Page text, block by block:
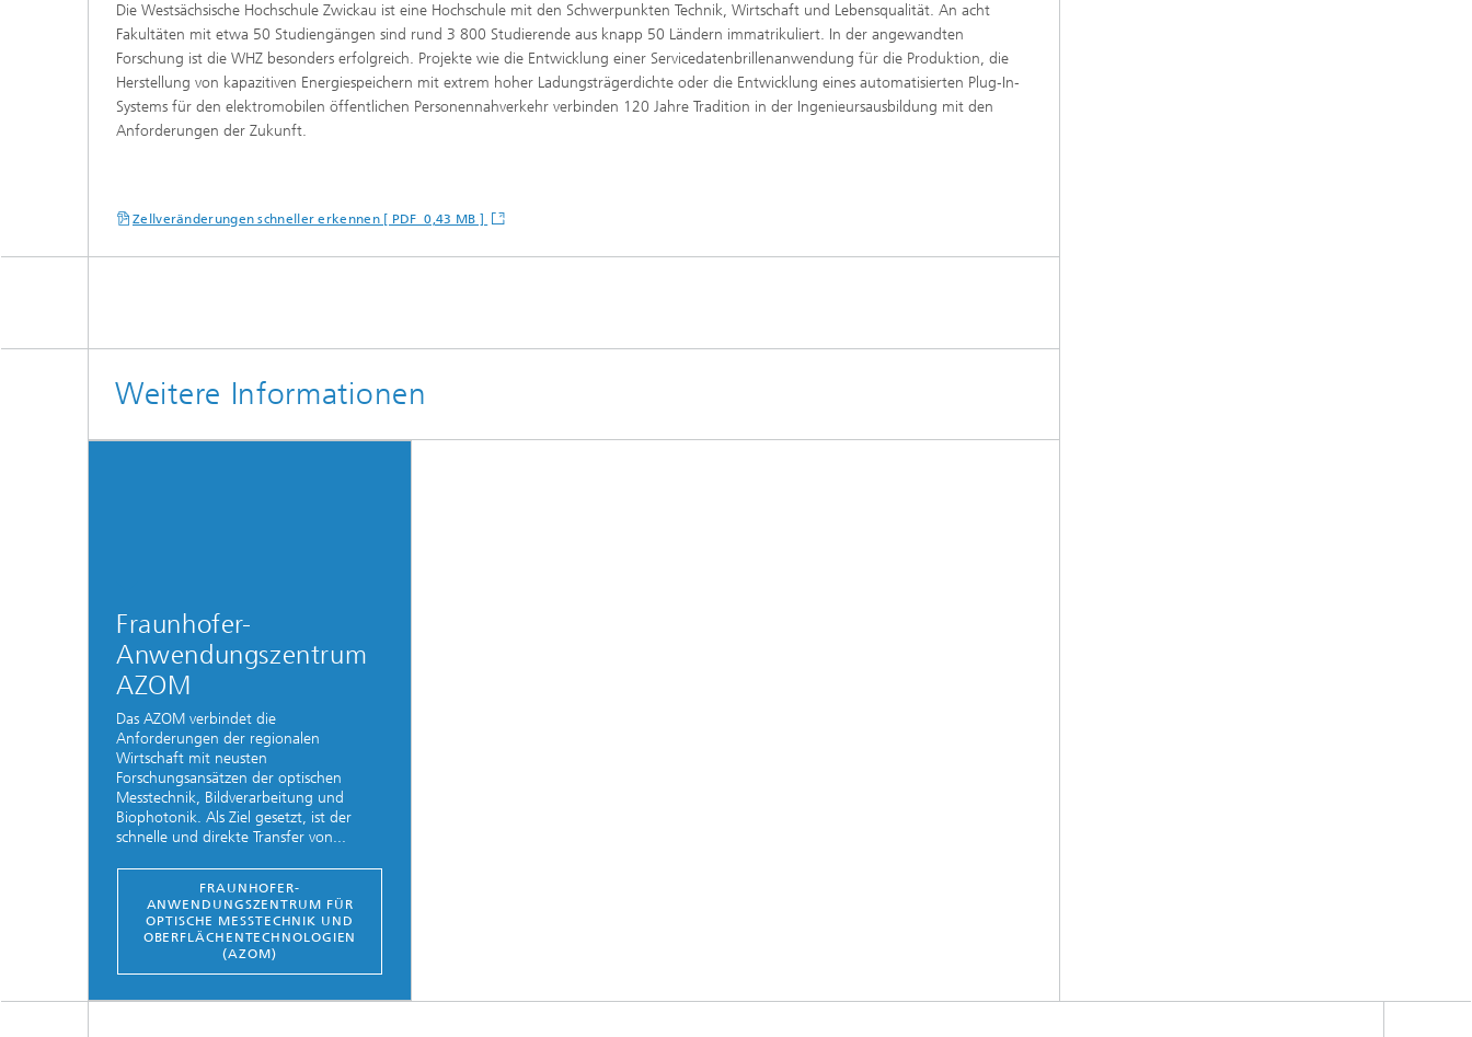
Die Westsächsische Hochschule Zwickau ist eine Hochschule mit den Schwerpunkten Technik, Wirtschaft und Lebensqualität. An acht
Fakultäten mit etwa 50 Studiengängen sind rund 3 800 Studierende aus knapp 50 Ländern immatrikuliert. In der angewandten
Forschung ist die WHZ besonders erfolgreich. Projekte wie die Entwicklung einer Servicedatenbrillenanwendung für die Produktion, die
Herstellung von kapazitiven Energiespeichern mit extrem hoher Ladungsträgerdichte oder die Entwicklung eines automatisierten Plug‐In‐
Systems für den elektromobilen öffentlichen Personennahverkehr verbinden 120 Jahre Tradition in der Ingenieursausbildung mit den
Anforderungen der Zukunft.
Zellveränderungen schneller erkennen [ PDF 0,43 MB ]
Weitere Informationen
Fraunhofer-
Anwendungszentrum
AZOM
Das AZOM verbindet die
Anforderungen der regionalen
Wirtschaft mit neusten
Forschungsansätzen der optischen
Messtechnik, Bildverarbeitung und
Biophotonik. Als Ziel gesetzt, ist der
schnelle und direkte Transfer von...
FRAUNHOFER-
ANWENDUNGSZENTRUM FÜR
OPTISCHE MESSTECHNIK UND
OBERFLÄCHENTECHNOLOGIEN
(AZOM)